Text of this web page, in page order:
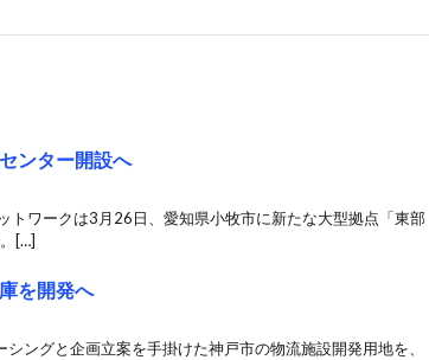
ンター開設へ
トワークは3月26日、愛知県小牧市に新たな大型拠点「東部
[…]
を開発へ
ングと企画立案を手掛けた神戸市の物流施設開発用地を、